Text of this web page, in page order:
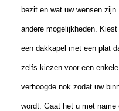
bezit en wat uw wensen
andere mogelijkheden.
een dakkapel met een plat
zelfs kiezen voor een
verhoogde nok zodat uw
wordt. Gaat het u met